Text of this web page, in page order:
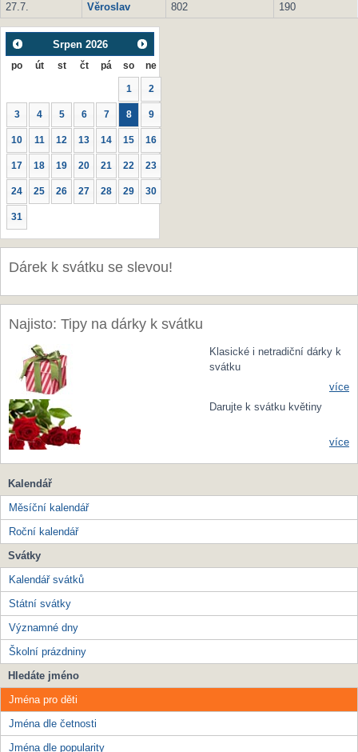
27.7.
Věroslav 802 190
Srpen 2026
po út st čt pá so ne
1 2
3 4 5 6 7 8 9
10 11 12 13 14 15 16
17 18 19 20 21 22 23
24 25 26 27 28 29 30
31
Dárek k svátku se slevou!
Najisto: Tipy na dárky k svátku
Klasické i netradiční dárky k
svátku
více
Darujte k svátku květiny
více
Kalendář
Měsíční kalendář
Roční kalendář
Svátky
Kalendář svátků
Státní svátky
Významné dny
Školní prázdniny
Hledáte jméno
Jména pro děti
Jména dle četnosti
Jména dle popularity